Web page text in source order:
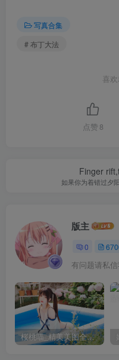
[1.5]
布丁大法 – NO.192
美味足控专场 [23P 3V]
[2026.1.1]
布丁大法 – NO.190 恋爱
[12.28]
布丁大法 – NO.189 涩情牛
[12.22]
写真合集
# 布丁大法
喜
点赞 8
Finger
如果你为着错过夕
版主
0
桜桃喵_精美美图全部写真作品合集|持续更新